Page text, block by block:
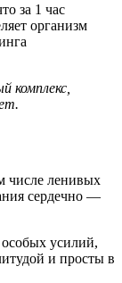
за 1 час
организм
комплекс,
числе ленивых
сердечно —
усилий,
и просты в